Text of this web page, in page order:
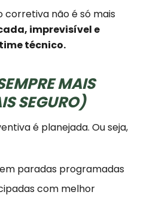
corretiva não é só mais
imprevisível e
técnico.
MAIS
SEGURO)
é planejada. Ou seja,
paradas programadas
com melhor